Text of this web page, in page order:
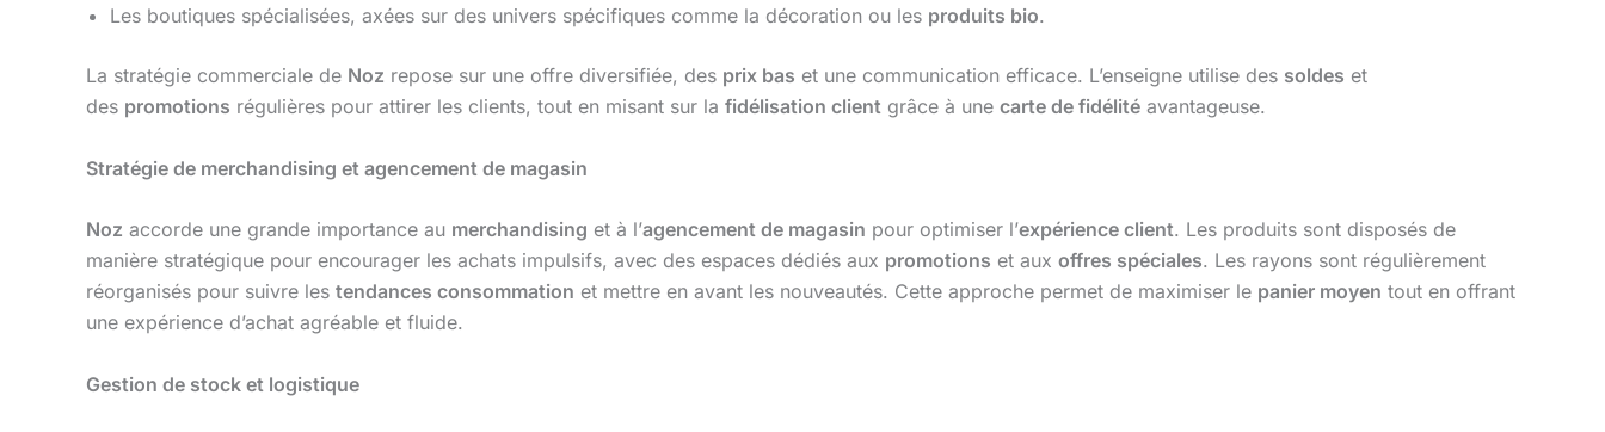
Les boutiques spécialisées, axées sur des univers spécifiques comme la décoration ou les produits bio.
La stratégie commerciale de Noz repose sur une offre diversifiée, des prix bas et une communication efficace. L’enseigne utilise des soldes et
des promotions régulières pour attirer les clients, tout en misant sur la fidélisation client grâce à une carte de fidélité avantageuse.
Stratégie de merchandising et agencement de magasin
Noz accorde une grande importance au merchandising et à l’agencement de magasin pour optimiser l’expérience client. Les produits sont disposés de
manière stratégique pour encourager les achats impulsifs, avec des espaces dédiés aux promotions et aux offres spéciales. Les rayons sont régulièrement
réorganisés pour suivre les tendances consommation et mettre en avant les nouveautés. Cette approche permet de maximiser le panier moyen tout en offrant
une expérience d’achat agréable et fluide.
Gestion de stock et logistique